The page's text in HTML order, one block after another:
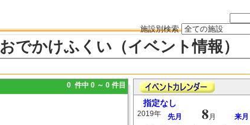
施設別検索
おでかけふくい（イベント情報）
0 件中 0 ～ 0 件目
指定なし
2019年 先月 8 月
来月